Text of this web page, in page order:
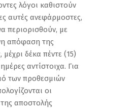
λόγοι καθιστούν
αυτές ανεφάρμοστες,
περιορισθούν, με
απόφαση της
δέκα πέντε (15)
αντίστοιχα. Για
των προθεσμιών
οι
αποστολής